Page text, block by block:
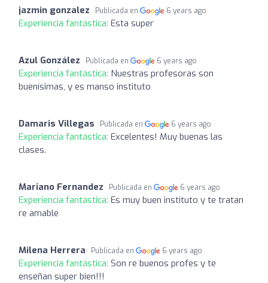
jazmin gonzalez Publicada en 6 years ago
Experiencia fantástica: Esta super
Azul González Publicada en 6 years ago
Experiencia fantástica: Nuestras profesoras son
buenísimas, y es manso instituto
Damaris Villegas Publicada en 6 years ago
Experiencia fantástica: Excelentes! Muy buenas las
clases.
Mariano Fernandez Publicada en 6 years ago
Experiencia fantástica: Es muy buen instituto y te tratan
re amable
Milena Herrera Publicada en 6 years ago
Experiencia fantástica: Son re buenos profes y te
enseñan super bien!!!